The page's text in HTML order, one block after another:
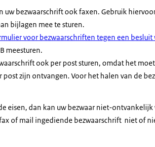
uw bezwaarschrift ook faxen. Gebruik
bijlagen mee te sturen.
voor bezwaarschriften tegen een besluit
meesturen.
ook per post sturen, omdat het
zijn ontvangen. Voor het halen van de
eisen, dan kan uw bezwaar niet-
of mail ingediende bezwaarschrift niet of